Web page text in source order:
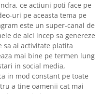
ce actiuni poti face pe
uri pe aceasta tema pe
este un super-canal de
de aici incep sa genereze
sa ai activitate platita
mai bine pe termen lung
in social media,
in mod constant pe toate
a tine oamenii cat mai